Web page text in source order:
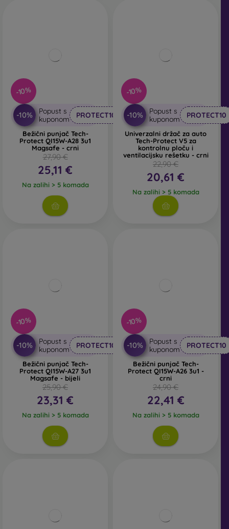
-10%
-10%
Popust s
kuponom
PROTECT10
Bežični punjač Tech-
Protect QI15W-A28 3u1
Magsafe - crni
27,90 €
25,11 €
Na zalihi > 5 komada
-10%
-10%
Popust s
kuponom
PROTECT10
Univerzalni držač za auto
Tech-Protect V5 za
kontrolnu ploču i
ventilacijsku rešetku - crni
22,90 €
20,61 €
Na zalihi > 5 komada
-10%
-10%
Popust s
kuponom
PROTECT10
Bežični punjač Tech-
Protect QI15W-A27 3u1
Magsafe - bijeli
25,90 €
23,31 €
Na zalihi > 5 komada
-10%
-10%
Popust s
kuponom
PROTECT10
Bežični punjač Tech-
Protect QI15W-A26 3u1 -
crni
24,90 €
22,41 €
Na zalihi > 5 komada